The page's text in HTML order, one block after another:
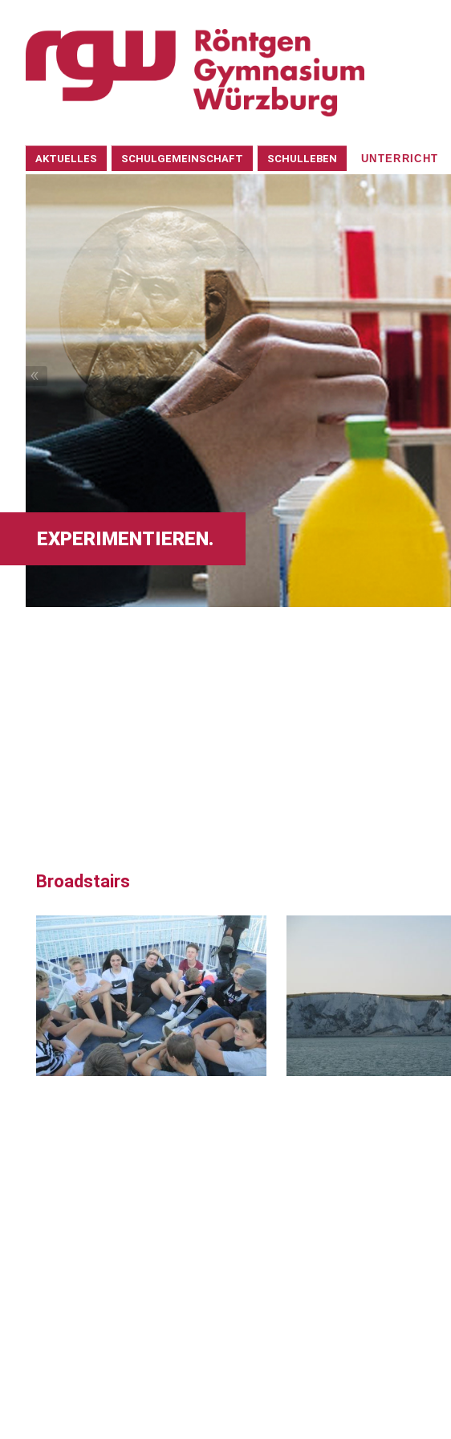
überspringen
AKTUELLES SCHULGEMEINSCHAFT SCHULLEBEN UNTERRICHT
EXPERIMENTIEREN.
«
Broadstairs